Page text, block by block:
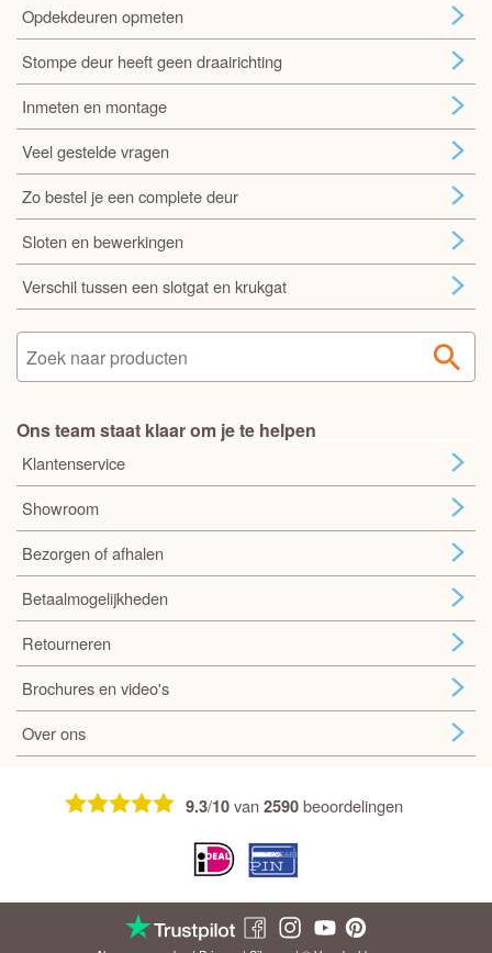
Opdekdeuren opmeten
Stompe deur heeft geen draairichting
Inmeten en montage
Veel gestelde vragen
Zo bestel je een complete deur
Sloten en bewerkingen
Verschil tussen een slotgat en krukgat
Ons team staat klaar om je te helpen
Klantenservice
Showroom
Bezorgen of afhalen
Betaalmogelijkheden
Retourneren
Brochures en video's
Over ons
9.3/10van2590beoordelingen